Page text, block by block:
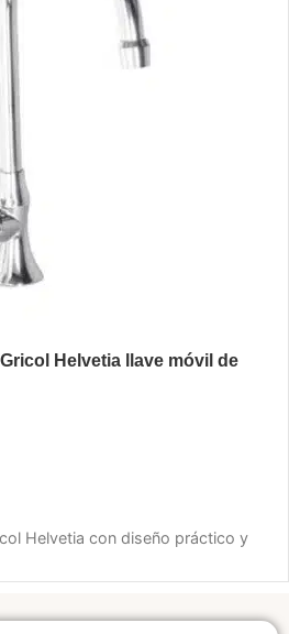
Helvetia llave móvil de
Helvetia con diseño práctico y